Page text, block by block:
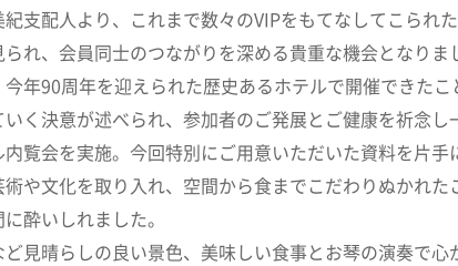
支配人より、これまで数々のVIPをもてなしてこられ
れ、会員同士のつながりを深める貴重な機会となりま
年90周年を迎えられた歴史あるホテルで開催できた
く決意が述べられ、参加者のご発展とご健康を祈念し
覧会を実施。今回特別にご用意いただいた資料を片
や文化を取り入れ、空間から食までこだわりぬかれ
酔いしれました。
見晴らしの良い景色、美味しい食事とお琴の演奏で